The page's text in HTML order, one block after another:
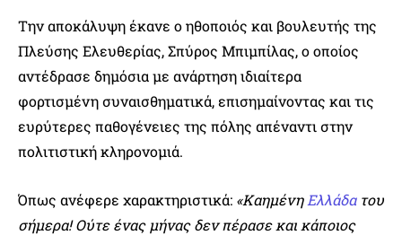
Την αποκάλυψη έκανε ο ηθοποιός και βουλευτής της
Πλεύσης Ελευθερίας, Σπύρος Μπιμπίλας, ο οποίος
αντέδρασε δημόσια με ανάρτηση ιδιαίτερα
φορτισμένη συναισθηματικά, επισημαίνοντας και τις
ευρύτερες παθογένειες της πόλης απέναντι στην
πολιτιστική κληρονομιά.
Όπως ανέφερε χαρακτηριστικά: «Καημένη Ελλάδατου
σήμερα! Ούτε ένας μήνας δεν πέρασε και κάποιος